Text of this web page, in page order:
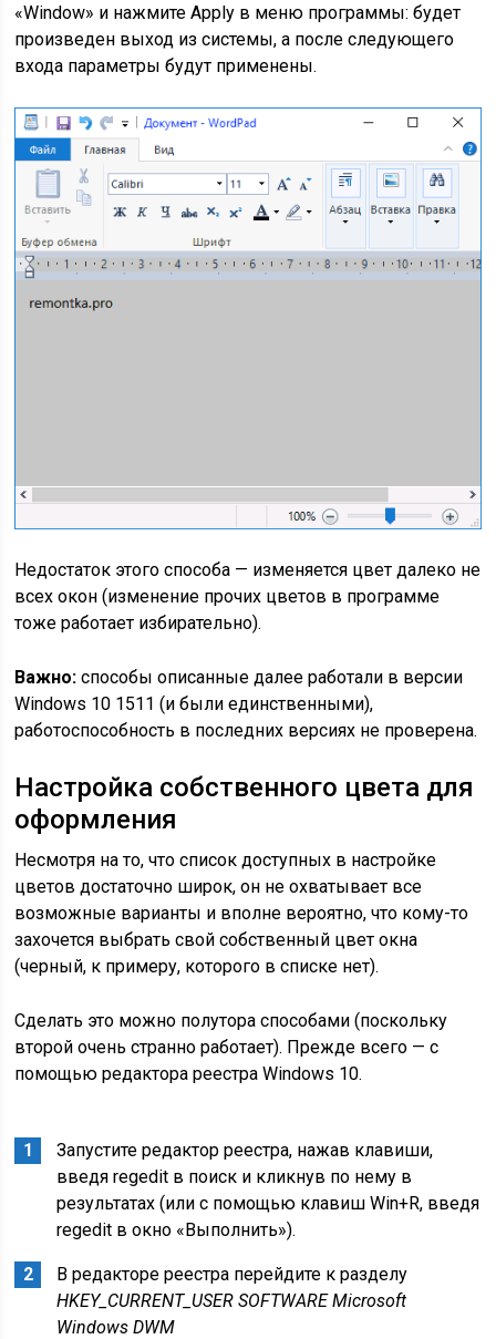
«Window» и нажмите Apply в меню программы: будет
произведен выход из системы, а после следующего
входа параметры будут применены.
Недостаток этого способа — изменяется цвет далеко не
всех окон (изменение прочих цветов в программе
тоже работает избирательно).
Важно: способы описанные далее работали в версии
Windows 10 1511 (и были единственными),
работоспособность в последних версиях не проверена.
Настройка собственного цвета для
оформления
Несмотря на то, что список доступных в настройке
цветов достаточно широк, он не охватывает все
возможные варианты и вполне вероятно, что кому-то
захочется выбрать свой собственный цвет окна
(черный, к примеру, которого в списке нет).
Сделать это можно полутора способами (поскольку
второй очень странно работает). Прежде всего — с
помощью редактора реестра Windows 10.
Запустите редактор реестра, нажав клавиши,
введя regedit в поиск и кликнув по нему в
результатах (или с помощью клавиш Win+R, введя
regedit в окно «Выполнить»).
В редакторе реестра перейдите к разделу
HKEY_CURRENT_USER SOFTWARE Microsoft
Windows DWM